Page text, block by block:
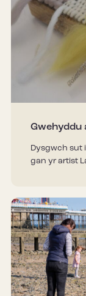
Gwehyddu
Dysgwch sut
gan yr artist